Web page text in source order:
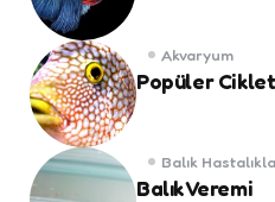
Akvaryum
Popüler
Balık
Balık Veremi